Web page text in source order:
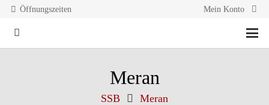
Öffnungszeiten Mein Konto
Meran
SSB Meran